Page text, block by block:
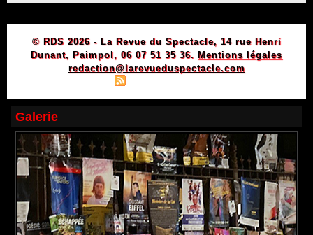
© RDS 2026 - La Revue du Spectacle, 14 rue Henri
Dunant, Paimpol, 06 07 51 35 36. Mentions légales
redaction@larevueduspectacle.com
Galerie